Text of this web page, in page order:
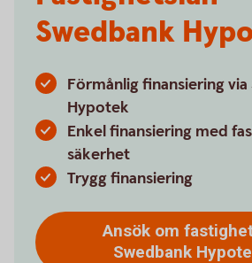
Swedbank
Förmånlig finansiering via
Hypotek
Enkel finansiering med
säkerhet
Trygg finansiering
Ansök om
Swedbank